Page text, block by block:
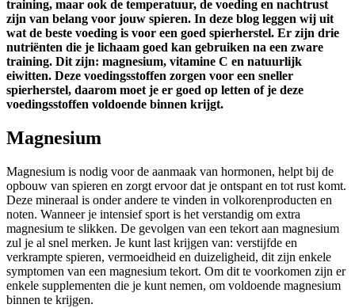
training, maar ook de temperatuur, de voeding en nachtrust
zijn van belang voor jouw spieren. In deze blog leggen wij uit
wat de beste voeding is voor een goed spierherstel. Er zijn drie
nutriënten die je lichaam goed kan gebruiken na een zware
training. Dit zijn: magnesium, vitamine C en natuurlijk
eiwitten. Deze voedingsstoffen zorgen voor een sneller
spierherstel, daarom moet je er goed op letten of je deze
voedingsstoffen voldoende binnen krijgt.
Magnesium
Magnesium is nodig voor de aanmaak van hormonen, helpt bij de
opbouw van spieren en zorgt ervoor dat je ontspant en tot rust komt.
Deze mineraal is onder andere te vinden in volkorenproducten en
noten. Wanneer je intensief sport is het verstandig om extra
magnesium te slikken. De gevolgen van een tekort aan magnesium
zul je al snel merken. Je kunt last krijgen van: verstijfde en
verkrampte spieren, vermoeidheid en duizeligheid, dit zijn enkele
symptomen van een magnesium tekort. Om dit te voorkomen zijn er
enkele supplementen die je kunt nemen, om voldoende magnesium
binnen te krijgen.